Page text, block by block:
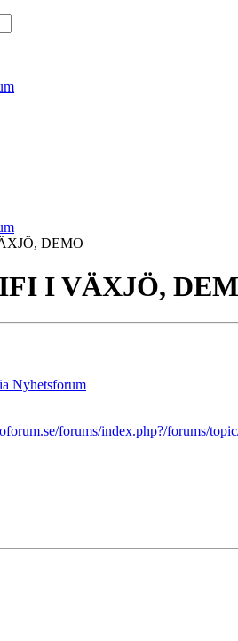
DEMO
I VÄXJÖ,
Nyhetsforum
forums/index.php?/forums/